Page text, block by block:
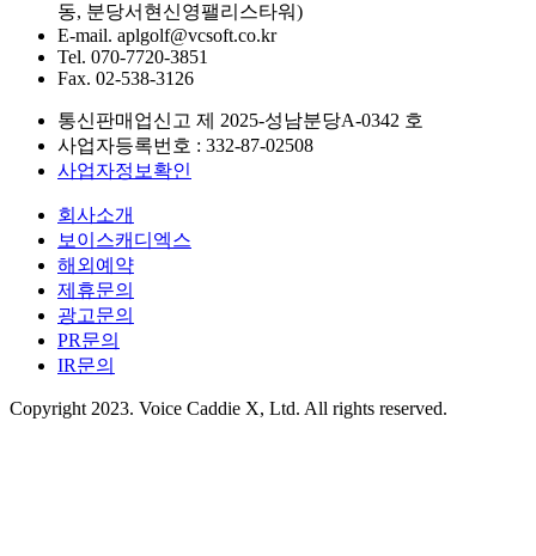
동, 분당서현신영팰리스타워)
E-mail. aplgolf@vcsoft.co.kr
Tel. 070-7720-3851
Fax. 02-538-3126
통신판매업신고 제 2025-성남분당A-0342 호
사업자등록번호 : 332-87-02508
사업자정보확인
회사소개
보이스캐디엑스
해외예약
제휴문의
광고문의
PR문의
IR문의
Copyright 2023. Voice Caddie X, Ltd. All rights reserved.